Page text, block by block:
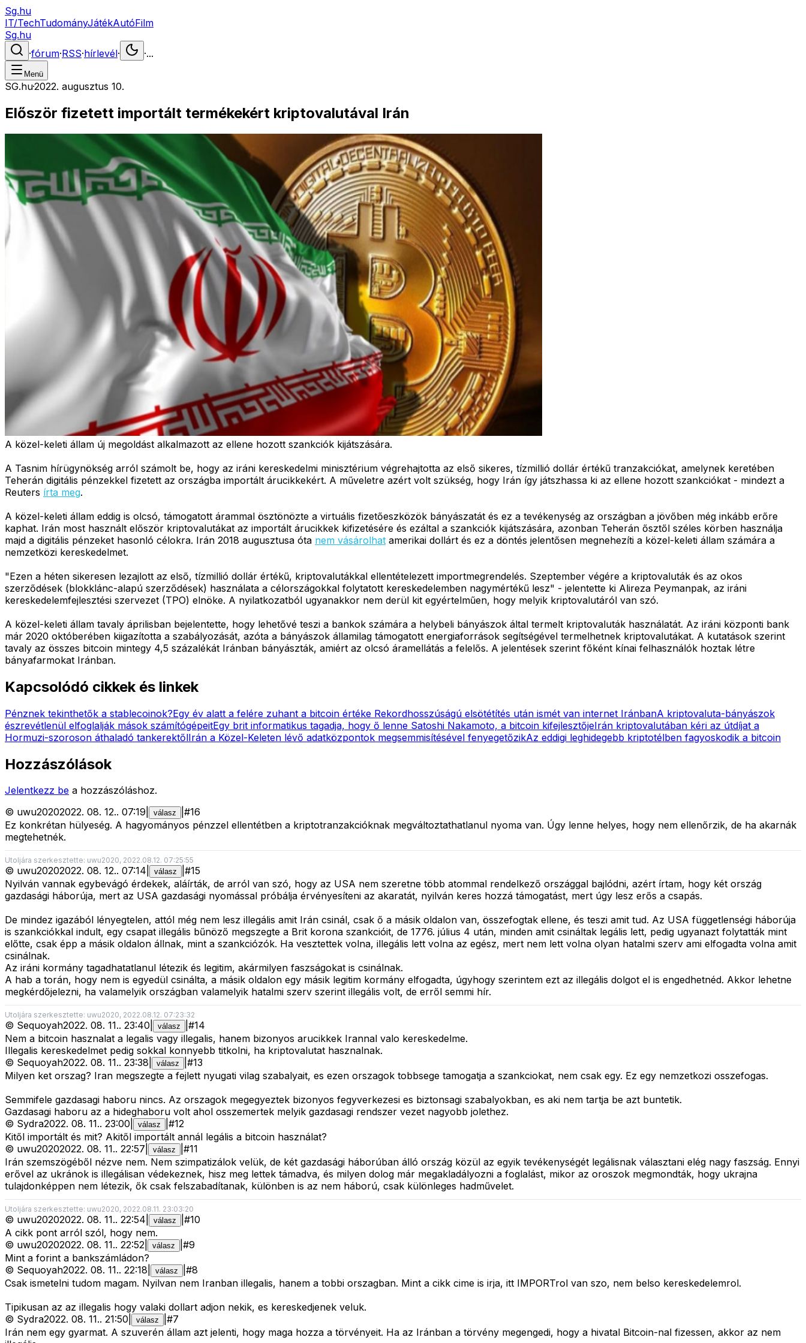
Sg.hu
IT/TechTudományJátékAutóFilm
Sg.hu
·fórum·RSS·hírlevél· ·...
Menü
SG.hu·2022. augusztus 10.
Először fizetett importált termékekért kriptovalutával Irán
A közel-keleti állam új megoldást alkalmazott az ellene hozott szankciók kijátszására.
A Tasnim hírügynökség arról számolt be, hogy az iráni kereskedelmi minisztérium végrehajtotta az első sikeres, tízmillió dollár értékű tranzakciókat, amelynek keretében
Teherán digitális pénzekkel fizetett az országba importált árucikkekért. A műveletre azért volt szükség, hogy Irán így játszhassa ki az ellene hozott szankciókat - mindezt a
Reuters írta meg.
A közel-keleti állam eddig is olcsó, támogatott árammal ösztönözte a virtuális fizetőeszközök bányászatát és ez a tevékenység az országban a jövőben még inkább erőre
kaphat. Irán most használt először kriptovalutákat az importált árucikkek kifizetésére és ezáltal a szankciók kijátszására, azonban Teherán ősztől széles körben használja
majd a digitális pénzeket hasonló célokra. Irán 2018 augusztusa óta nem vásárolhat amerikai dollárt és ez a döntés jelentősen megnehezíti a közel-keleti állam számára a
nemzetközi kereskedelmet.
"Ezen a héten sikeresen lezajlott az első, tízmillió dollár értékű, kriptovalutákkal ellentételezett importmegrendelés. Szeptember végére a kriptovaluták és az okos
szerződések (blokklánc-alapú szerződések) használata a célországokkal folytatott kereskedelemben nagymértékű lesz" - jelentette ki Alireza Peymanpak, az iráni
kereskedelemfejlesztési szervezet (TPO) elnöke. A nyilatkozatból ugyanakkor nem derül kit egyértelműen, hogy melyik kriptovalutáról van szó.
A közel-keleti állam tavaly áprilisban bejelentette, hogy lehetővé teszi a bankok számára a helybeli bányászok által termelt kriptovaluták használatát. Az iráni központi bank
már 2020 októberében kiigazította a szabályozását, azóta a bányászok államilag támogatott energiaforrások segítségével termelhetnek kriptovalutákat. A kutatások szerint
tavaly az összes bitcoin mintegy 4,5 százalékát Iránban bányászták, amiért az olcsó áramellátás a felelős. A jelentések szerint főként kínai felhasználók hoztak létre
bányafarmokat Iránban.
Kapcsolódó cikkek és linkek
Pénznek tekinthetők a stablecoinok?Egy év alatt a felére zuhant a bitcoin értéke Rekordhosszúságú elsötétítés után ismét van internet IránbanA kriptovaluta-bányászok
észrevétlenül elfoglalják mások számítógépeitEgy brit informatikus tagadja, hogy ő lenne Satoshi Nakamoto, a bitcoin kifejlesztőjeIrán kriptovalutában kéri az útdíjat a
Hormuzi-szoroson áthaladó tankerektőlIrán a Közel-Keleten lévő adatközpontok megsemmisítésével fenyegetőzikAz eddigi leghidegebb kriptotélben fagyoskodik a bitcoin
Hozzászólások
Jelentkezz be a hozzászóláshoz.
© uwu20202022. 08. 12.. 07:19 válasz #16
Ez konkrétan hülyeség. A hagyományos pénzzel ellentétben a kriptotranzakcióknak megváltoztathatlanul nyoma van. Úgy lenne helyes, hogy nem ellenőrzik, de ha akarnák
megtehetnék.
Utoljára szerkesztette: uwu2020, 2022.08.12. 07:25:55
© uwu20202022. 08. 12.. 07:14 válasz #15
Nyilván vannak egybevágó érdekek, aláírták, de arról van szó, hogy az USA nem szeretne több atommal rendelkező országgal bajlódni, azért írtam, hogy két ország
gazdasági háborúja, mert az USA gazdasági nyomással próbálja érvényesíteni az akaratát, nyilván keres hozzá támogatást, mert úgy lesz erős a csapás.
De mindez igazából lényegtelen, attól még nem lesz illegális amit Irán csinál, csak ő a másik oldalon van, összefogtak ellene, és teszi amit tud. Az USA függetlenségi háborúja
is szankciókkal indult, egy csapat illegális bűnöző megszegte a Brit korona szankcióit, de 1776. július 4 után, minden amit csináltak legális lett, pedig ugyanazt folytatták mint
előtte, csak épp a másik oldalon állnak, mint a szankciózók. Ha vesztettek volna, illegális lett volna az egész, mert nem lett volna olyan hatalmi szerv ami elfogadta volna amit
csinálnak.
Az iráni kormány tagadhatatlanul létezik és legitim, akármilyen faszságokat is csinálnak.
A hab a torán, hogy nem is egyedül csinálta, a másik oldalon egy másik legitim kormány elfogadta, úgyhogy szerintem ezt az illegális dolgot el is engedhetnéd. Akkor lehetne
megkérdőjelezni, ha valamelyik országban valamelyik hatalmi szerv szerint illegális volt, de erről semmi hír.
Utoljára szerkesztette: uwu2020, 2022.08.12. 07:23:32
© Sequoyah2022. 08. 11.. 23:40 válasz #14
Nem a bitcoin hasznalat a legalis vagy illegalis, hanem bizonyos arucikkek Irannal valo kereskedelme.
Illegalis kereskedelmet pedig sokkal konnyebb titkolni, ha kriptovalutat hasznalnak.
© Sequoyah2022. 08. 11.. 23:38 válasz #13
Milyen ket orszag? Iran megszegte a fejlett nyugati vilag szabalyait, es ezen orszagok tobbsege tamogatja a szankciokat, nem csak egy. Ez egy nemzetkozi osszefogas.
Semmifele gazdasagi haboru nincs. Az orszagok megegyeztek bizonyos fegyverkezesi es biztonsagi szabalyokban, es aki nem tartja be azt buntetik.
Gazdasagi haboru az a hideghaboru volt ahol osszemertek melyik gazdasagi rendszer vezet nagyobb jolethez.
© Sydra2022. 08. 11.. 23:00 válasz #12
Kitől importált és mit? Akitől importált annál legális a bitcoin használat?
© uwu20202022. 08. 11.. 22:57 válasz #11
Irán szemszögéből nézve nem. Nem szimpatizálok velük, de két gazdasági háborúban álló ország közül az egyik tevékenységét legálisnak választani elég nagy faszság. Ennyi
erővel az ukránok is illegálisan védekeznek, hisz meg lettek támadva, és milyen dolog már megakladályozni a foglalást, mikor az oroszok megmondták, hogy ukrajna
tulajdonképpen nem létezik, ők csak felszabadítanak, különben is az nem háború, csak különleges hadművelet.
Utoljára szerkesztette: uwu2020, 2022.08.11. 23:03:20
© uwu20202022. 08. 11.. 22:54 válasz #10
A cikk pont arról szól, hogy nem.
© uwu20202022. 08. 11.. 22:52 válasz #9
Mint a forint a bankszámládon?
© Sequoyah2022. 08. 11.. 22:18 válasz #8
Csak ismetelni tudom magam. Nyilvan nem Iranban illegalis, hanem a tobbi orszagban. Mint a cikk cime is irja, itt IMPORTrol van szo, nem belso kereskedelemrol.
Tipikusan az az illegalis hogy valaki dollart adjon nekik, es kereskedjenek veluk.
© Sydra2022. 08. 11.. 21:50 válasz #7
Irán nem egy gyarmat. A szuverén állam azt jelenti, hogy maga hozza a törvényeit. Ha az Iránban a törvény megengedi, hogy a hivatal Bitcoin-nal fizessen, akkor az nem